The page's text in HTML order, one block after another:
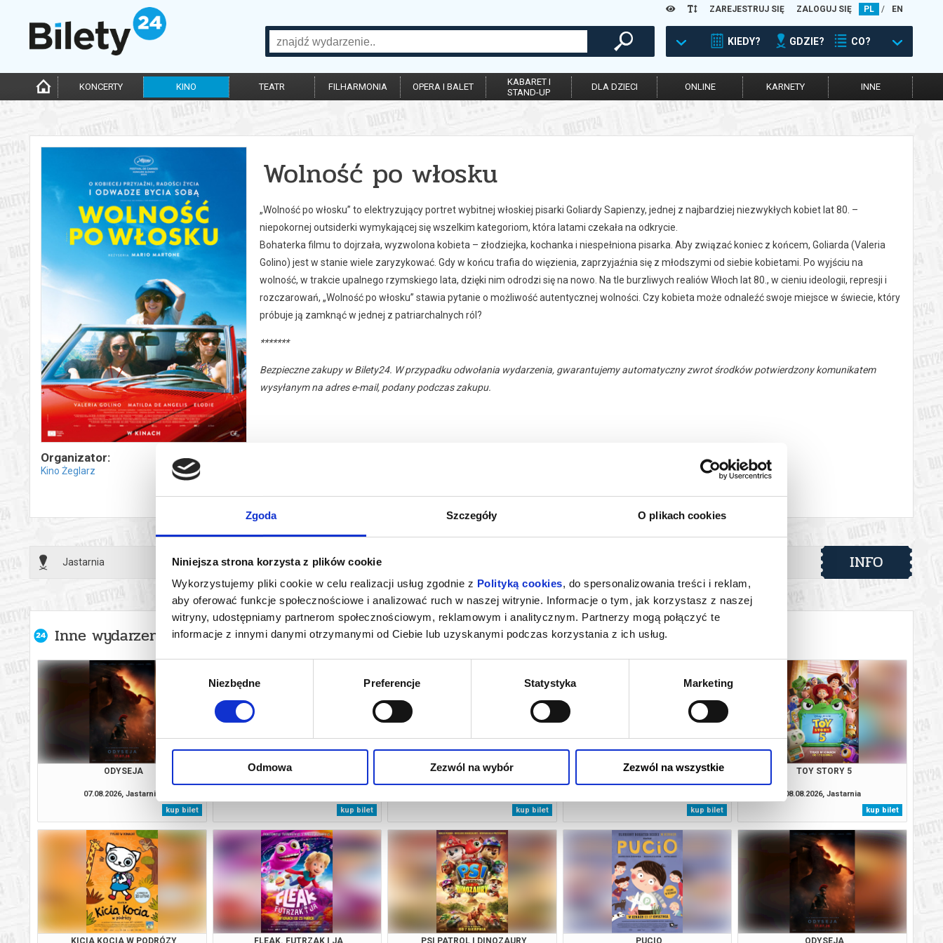
Zgoda Szczegóły O plikach cookies
Niniejsza strona korzysta z plików cookie
Wykorzystujemy pliki cookie w celu realizacji usług zgodnie z Polityką cookies, do spersonalizowania treści i reklam,
aby oferować funkcje społecznościowe i analizować ruch w naszej witrynie. Informacje o tym, jak korzystasz z naszej
witryny, udostępniamy partnerom społecznościowym, reklamowym i analitycznym. Partnerzy mogą połączyć te
informacje z innymi danymi otrzymanymi od Ciebie lub uzyskanymi podczas korzystania z ich usług.
Wybór
zgody
Niezbędne Preferencje Statystyka Marketing
Odmowa Zezwól na wybór Zezwól na wszystkie
ZAREJESTRUJ SIĘ ZALOGUJ SIĘ PL / EN
KIEDY? GDZIE? CO?
KONCERTY KINO TEATR FILHARMONIA OPERA I BALET
KABARET I
STAND-UP
DLA DZIECI ONLINE KARNETY INNE
Organizator:
Kino Żeglarz
Wolność po włosku
„Wolność po włosku” to elektryzujący portret wybitnej włoskiej pisarki Goliardy Sapienzy, jednej z najbardziej niezwykłych kobiet lat 80. –
niepokornej outsiderki wymykającej się wszelkim kategoriom, która latami czekała na odkrycie.
Bohaterka filmu to dojrzała, wyzwolona kobieta – złodziejka, kochanka i niespełniona pisarka. Aby związać koniec z końcem, Goliarda (Valeria
Golino) jest w stanie wiele zaryzykować. Gdy w końcu trafia do więzienia, zaprzyjaźnia się z młodszymi od siebie kobietami. Po wyjściu na
wolność, w trakcie upalnego rzymskiego lata, dzięki nim odrodzi się na nowo. Na tle burzliwych realiów Włoch lat 80., w cieniu ideologii, represji i
rozczarowań, „Wolność po włosku” stawia pytanie o możliwość autentycznej wolności. Czy kobieta może odnaleźć swoje miejsce w świecie, który
próbuje ją zamknąć w jednej z patriarchalnych ról?
*******
Bezpieczne zakupy w Bilety24. W przypadku odwołania wydarzenia, gwarantujemy automatyczny zwrot środków potwierdzony komunikatem
wysyłanym na adres e-mail, podany podczas zakupu.
Jastarnia 23.05.2026 , g. 15:00(sobota) INFO
Inne wydarzenia organizatora
ODYSEJA
07.08.2026, Jastarnia
kup bilet
O CZYM SOBIE NIE MÓWIMY
kup bilet
ZAPROSZENIE
kup bilet
SNY O SŁONIACH
kup bilet
TOY STORY 5
08.08.2026, Jastarnia
kup bilet
KICIA KOCIA W PODRÓZY FLEAK. FUTRZAK I JA PSI PATROL I DINOZAURY PUCIO ODYSEJA